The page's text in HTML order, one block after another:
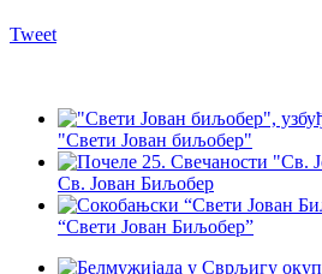
Tweet
"Свети Јован биљобер"
Св. Јован Биљобер
“Свети Јован Биљобер”